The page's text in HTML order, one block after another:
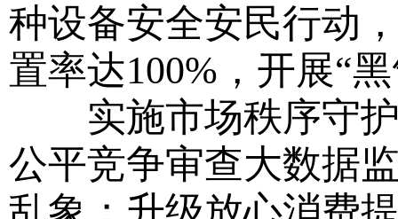
种设备安全安民行动
置率达100%，开展“
实施市场秩序守护
公平竞争审查大数据